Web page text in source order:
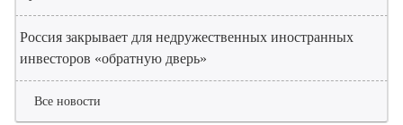
Россия закрывает для недружественных иностранных
инвесторов «обратную дверь»
Все новости